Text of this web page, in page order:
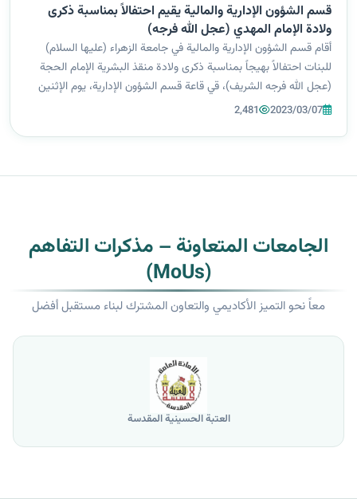
قسم الشؤون الإدارية والمالية يقيم احتفالاً بمناسبة ذكرى
ولادة الإمام المهدي (عجل الله فرجه)
أقام قسم الشؤون الإدارية والمالية في جامعة الزهراء (عليها السلام)
للبنات احتفالاً بهيجاً بمناسبة ذكرى ولادة منقذ البشرية الإمام الحجة
(عجل الله فرجه الشريف)، قي قاعة قسم الشؤون الإدارية، يوم الإثنين
الموافق 6/3/2023. حضر الاحتفال معاون رئيس الجامعة للشؤون
2023/03/07
2,481
الجامعات المتعاونة – مذكرات التفاهم
(MoUs)
معاً نحو التميز الأكاديمي والتعاون المشترك لبناء مستقبل أفضل
العتبة الحسينية المقدسة